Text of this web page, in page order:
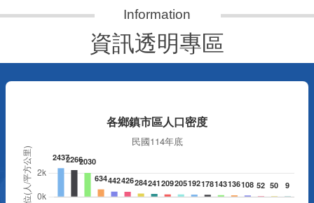
資訊透明專區